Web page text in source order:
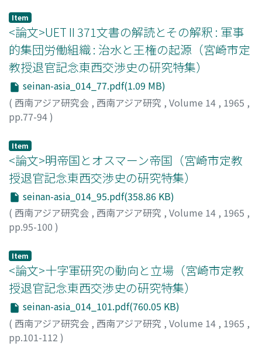
Item
<論文>UET II 371文書の解読とその解釈 : 軍事
的集団労働組織 : 治水と王権の起源（宮崎市定
教授退官記念東西交渉史の研究特集）
seinan-asia_014_77.pdf(1.09 MB)
( 西南アジア研究会 , 西南アジア研究 , Volume 14 , 1965 ,
pp.77-94)
ウItem
<論文>明帝国とオスマーン帝国（宮崎市定教
授退官記念東西交渉史の研究特集）
seinan-asia_014_95.pdf(358.86 KB)
( 西南アジア研究会 , 西南アジア研究 , Volume 14 , 1965 ,
pp.95-100 )
Item
<論文>十字軍研究の動向と立場（宮崎市定教
授退官記念東西交渉史の研究特集）
seinan-asia_014_101.pdf(760.05 KB)
( 西南アジア研究会 , 西南アジア研究 , Volume 14 , 1965 ,
pp.101-112 )